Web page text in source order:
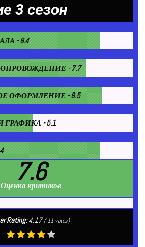
3 сезон
- 8.4
- 7.7
ОФОРМЛЕНИЕ - 8.5
- 5.1
7.6
Оценка критиков
Rating:4.17 (11 votes)